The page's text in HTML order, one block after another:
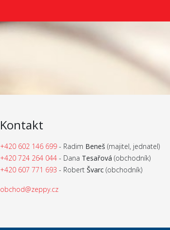
Kontakt
+420 602 146 699 - Radim Beneš (majitel, jednatel)
+420 724 264 044 - Dana Tesařová (obchodník)
+420 607 771 693 - Robert Švarc (obchodník)
obchod@zeppy.cz